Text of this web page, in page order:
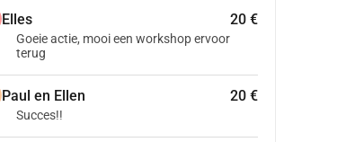
Elles 20 €
Goeie actie, mooi een workshop ervoor
terug
Paul en Ellen 20 €
Succes!!